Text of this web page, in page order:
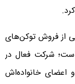
درآمد ناشی از فروش توکن‌های
است؛ شرکت فعال در
اعضای خانواده‌اش